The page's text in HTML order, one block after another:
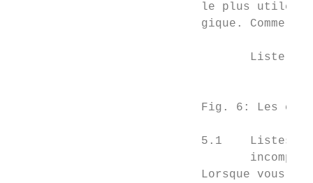
le plus utile
gique. Comme
Liste
Fig. 6: Les
5.1    Listes
Lorsque vous